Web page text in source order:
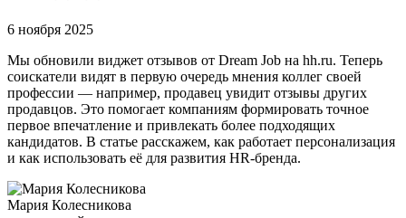
6 ноября 2025
Мы обновили виджет отзывов от Dream Job на hh.ru. Теперь
соискатели видят в первую очередь мнения коллег своей
профессии — например, продавец увидит отзывы других
продавцов. Это помогает компаниям формировать точное
первое впечатление и привлекать более подходящих
кандидатов. В статье расскажем, как работает персонализация
и как использовать её для развития HR-бренда.
Мария Колесникова